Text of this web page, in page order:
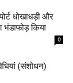
धोखाधड़ी और
किया
0
(संशोधन)